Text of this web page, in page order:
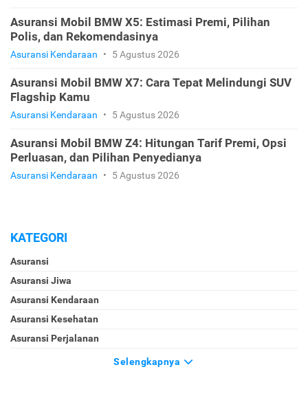
Asuransi Mobil BMW X5: Estimasi Premi, Pilihan
Polis, dan Rekomendasinya
Asuransi Kendaraan • 5 Agustus 2026
Asuransi Mobil BMW X7: Cara Tepat Melindungi SUV
Flagship Kamu
Asuransi Kendaraan • 5 Agustus 2026
Asuransi Mobil BMW Z4: Hitungan Tarif Premi, Opsi
Perluasan, dan Pilihan Penyedianya
Asuransi Kendaraan • 5 Agustus 2026
KATEGORI
Asuransi
Asuransi Jiwa
Asuransi Kendaraan
Asuransi Kesehatan
Asuransi Perjalanan
Selengkapnya